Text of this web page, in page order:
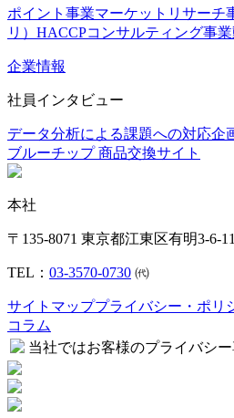
ポイント事業マーケットリサーチ
リ） HACCPコンサルティング事業
企業情報
社員インタビュー
データ分析による課題への対応企
ブルーチップ 商品交換サイト
本社
〒135-8071 東京都江東区有明3-6-
TEL： 03-3570-0730 ㈹
サイトマッププライバシー・ポリ
コラム
当社ではお客様のプライバシ